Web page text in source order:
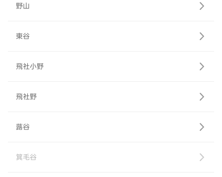
野山
東谷
飛社小野
飛社野
蕗谷
箕毛谷